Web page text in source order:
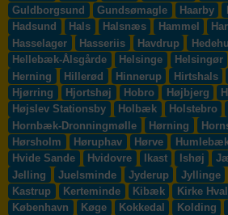
Guldborgsund
Gundsømagle Haarby
Hadsund
Hals Halsnæs Hammel
Hasselager
Hasseriis Havdrup
Hellebæk-Ålsgårde
Helsinge Helsingør
Herning
Hillerød Hinnerup Hirtshals
Hjørring
Hjortshøj Hobro Højbjerg
Højslev Stationsby
Holbæk Holstebro
Hornbæk-Dronningmølle
Hørning
Hørsholm
Høruphav Hørve
Hvide Sande
Hvidovre Ikast Ishøj
Jelling
Juelsminde Jyderup Jyllinge
Kastrup
Kerteminde Kibæk Kirke
København
Køge Kokkedal Kolding